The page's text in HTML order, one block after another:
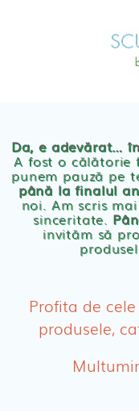
Servetele umede
Cosmetice BEBE
Olita Bio Naty
Absorbante Post-
Absorbante
Da, e adevărat…
A fost o călătorie
punem pauză pe
până la finalul
noi. Am scris
sinceritate.
invităm să
Profita de
produsele,